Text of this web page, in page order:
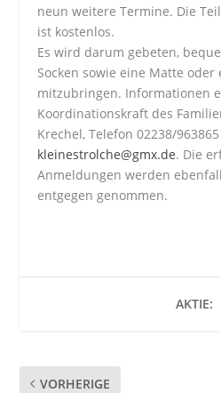
neun weitere Termine. Die
ist kostenlos.
Es wird darum gebeten,
Socken sowie eine Matte oder
mitzubringen. Informationen
Koordinationskraft des
Krechel, Telefon 02238/
kleinestrolche@gmx.de. Die
Anmeldungen werden
entgegen genommen.
AKTIE:
VORHERIGE